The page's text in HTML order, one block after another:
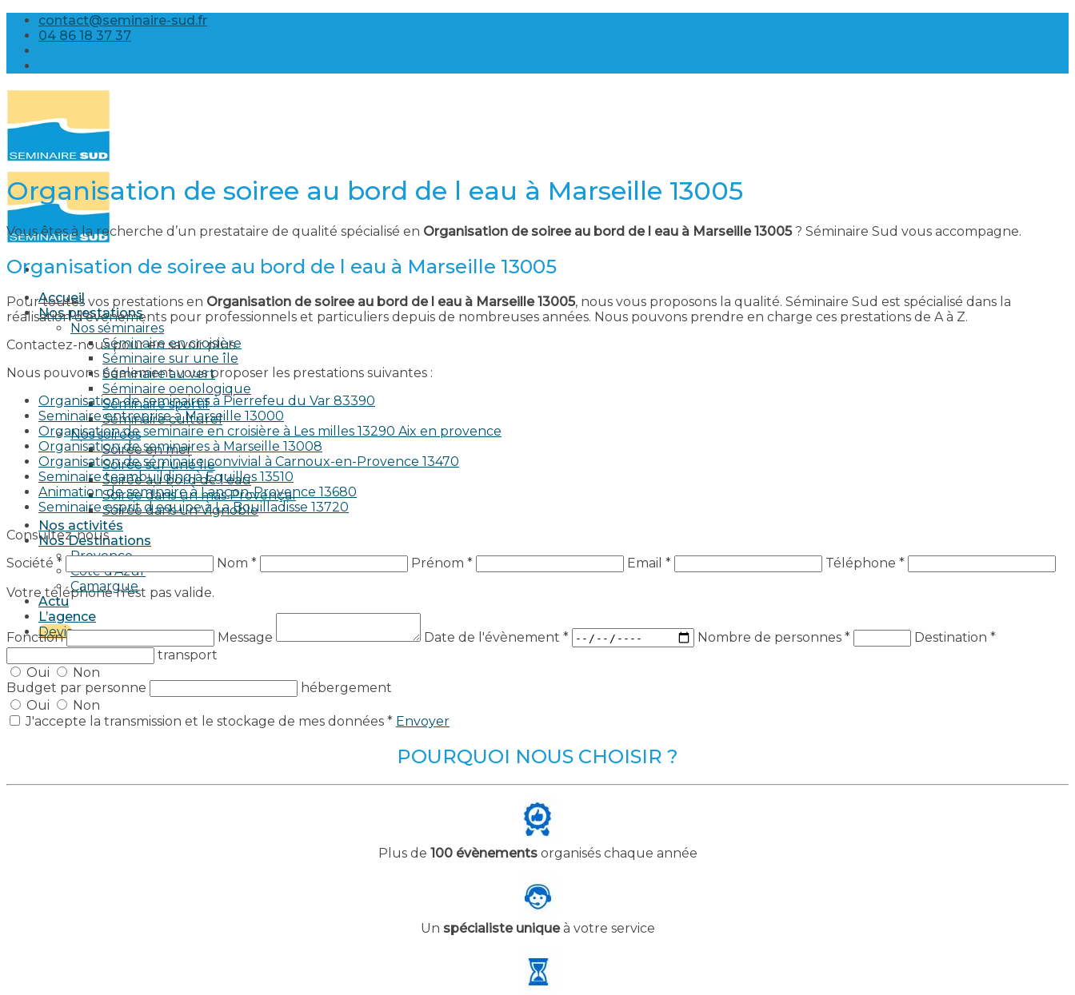
Skip
content
contact@seminaire-sud.fr
04 86 18 37 37
Accueil
Nos prestations
Nos séminaires
Séminaire en croisière
Séminaire sur une île
Séminaire au vert
Séminaire oenologique
Séminaire sportif
Séminaire culturel
Nos soirées
Soirée en mer
Soirée sur une île
Soirée au bord de l’eau
Soirée dans un mas Provençal
Soirée dans un Vignoble
Nos activités
Nos Destinations
Provence
Côte d’Azur
Camargue
Actu
L’agence
Devis
Organisation de soiree au bord de l eau à Marseille 13005
Vous êtes à la recherche d’un prestataire de qualité spécialisé en Organisation de soiree au bord de l eau à Marseille 13005? Séminaire Sud vous accompagne.
Organisation de soiree au bord de l eau à Marseille 13005
Pour toutes vos prestations en Organisation de soiree au bord de l eau à Marseille 13005, nous vous proposons la qualité. Séminaire Sud est spécialisé dans la
réalisation d’évènements pour professionnels et particuliers depuis de nombreuses années. Nous pouvons prendre en charge ces prestations de A à Z.
Contactez-nous pour en savoir plus.
Nous pouvons également vous proposer les prestations suivantes :
Organisation de seminaires à Pierrefeu du Var 83390
Seminaire entreprise à Marseille 13000
Organisation de seminaire en croisière à Les milles 13290 Aix en provence​
Organisation de seminaires à Marseille 13008
Organisation de séminaire convivial à Carnoux-en-Provence 13470
Seminaire teambuilding à Eguilles 13510
Animation de seminaire à Lançon-Provence 13680
Seminaire esprit d equipe à La Bouilladisse 13720
Consultez-nous
Société *
Nom * Prénom * Email *
Téléphone *
Votre téléphone n’est pas valide.
Fonction Message Date de l'évènement * Nombre de personnes * Destination *
transport
Oui
Non
Budget par personne
hébergement
Oui
Non
J'accepte la transmission et le stockage de mes données * Envoyer
POURQUOI NOUS CHOISIR ?
Plus de 100 évènementsorganisés chaque année
Un spécialiste uniqueà votre service